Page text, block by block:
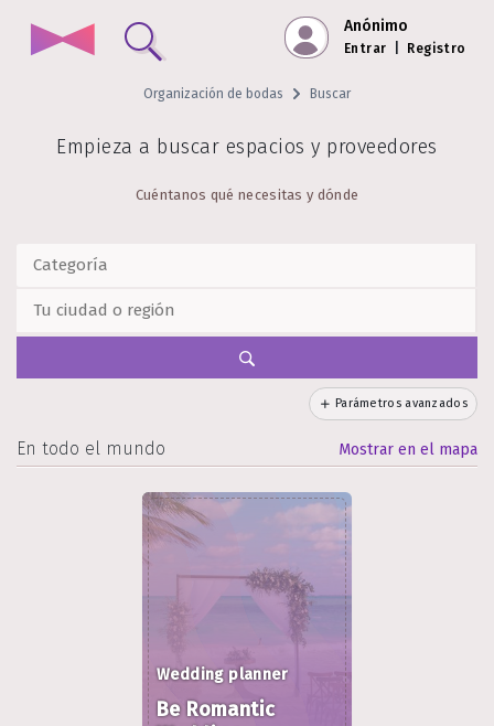
Anónimo
Entrar Registro
Organización de bodas Buscar
Empieza a buscar espacios y proveedores
Cuéntanos qué necesitas y dónde
Parámetros avanzados
En todo el mundo Mostrar en el mapa
Wedding planner
Be Romantic